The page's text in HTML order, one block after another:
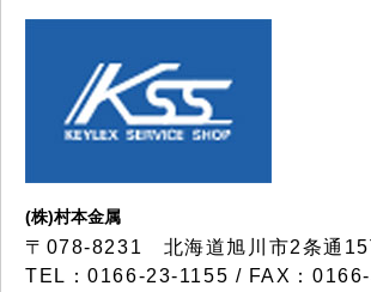
(株)村本金属
〒078-8231 北海道旭川市2条通15
TEL：0166-23-1155 / FAX：